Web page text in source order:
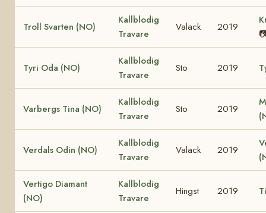
Troll Svarten (NO)
Kallblodig
Travare
Valack 2019
Tyri Oda (NO)
Kallblodig
Travare
Sto 2019
Varbergs Tina (NO)
Kallblodig
Travare
Sto 2019
Verdals Odin (NO)
Kallblodig
Travare
Valack 2019
Vertigo Diamant
(NO)
Kallblodig
Travare
Hingst 2019